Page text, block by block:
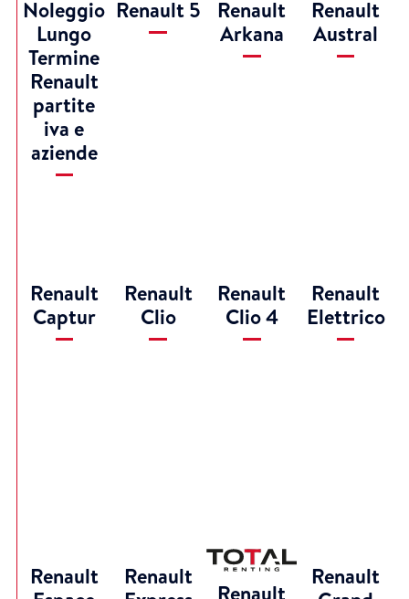
Noleggio
Lungo
Termine
Renault
partite
iva e
aziende
Renault 5
Renault
Arkana
Renault
Austral
Renault
Captur
Renault
Clio
Renault
Clio 4
Renault
Elettrico
Renault
Renault
Renault
Renault